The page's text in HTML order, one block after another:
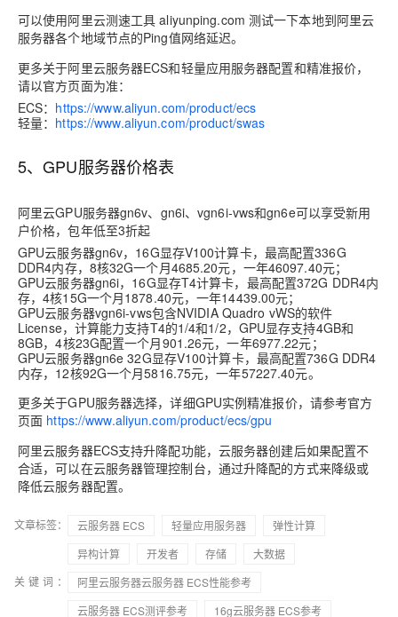
可以使用阿里云测速工具 aliyunping.com 测试一下本地到阿里云
服务器各个地域节点的Ping值网络延迟。
更多关于阿里云服务器ECS和轻量应用服务器配置和精准报价，
请以官方页面为准：
ECS： https://www.aliyun.com/product/ecs
轻量： https://www.aliyun.com/product/swas
5、GPU服务器价格表
阿里云GPU服务器gn6v、gn6i、vgn6i-vws和gn6e可以享受新用
户价格，包年低至3折起
GPU云服务器gn6v，16G显存V100计算卡，最高配置336G
DDR4内存，8核32G一个月4685.20元，一年46097.40元；
GPU云服务器gn6i，16G显存T4计算卡，最高配置372G DDR4内
存，4核15G一个月1878.40元，一年14439.00元；
GPU云服务器vgn6i-vws包含NVIDIA Quadro vWS的软件
License，计算能力支持T4的1/4和1/2，GPU显存支持4GB和
8GB，4核23G配置一个月901.26元，一年6977.22元；
GPU云服务器gn6e 32G显存V100计算卡，最高配置736G DDR4
内存，12核92G一个月5816.75元，一年57227.40元。
更多关于GPU服务器选择，详细GPU实例精准报价，请参考官方
页面 https://www.aliyun.com/product/ecs/gpu
阿里云服务器ECS支持升降配功能，云服务器创建后如果配置不
合适，可以在云服务器管理控制台，通过升降配的方式来降级或
降低云服务器配置。
文章标签： 云服务器 ECS 轻量应用服务器
弹性计算
异构计算
开发者 存储
大数据
关键词：
阿里云服务器云服务器 ECS性能参考
云服务器 ECS测评参考
16g云服务器 ECS参考